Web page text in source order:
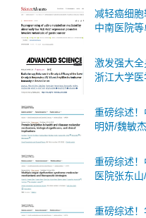
差异”与糖
在联系
减轻癌细
中南医院等
策略
激发强大全
浙江大学
疗联合疗法
重磅综述！
明妍/魏敏
述蛋白质
制、生物
重磅综述
医院张东
碍综合征：
重磅综述